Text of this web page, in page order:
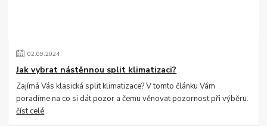
02.09.2024
Jak vybrat nástěnnou split klimatizaci?
Zajímá Vás klasická split klimatizace? V tomto článku Vám
poradíme na co si dát pozor a čemu věnovat pozornost při výběru.
číst celé